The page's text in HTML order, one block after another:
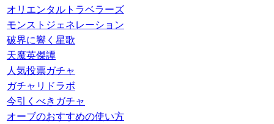
オリエンタルトラベラーズ
モンストジェネレーション
破界に響く星歌
天魔英傑譚
人気投票ガチャ
ガチャリドラボ
今引くべきガチャ
オーブのおすすめの使い方